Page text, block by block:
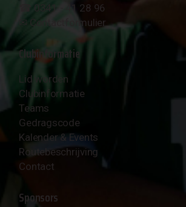
☎︎ 0341 - 41 28 96
✉︎ Contactformulier
Clubinformatie
Lid worden
Clubinformatie
Teams
Gedragscode
Kalender & Events
Routebeschrijving
Contact
Sponsors